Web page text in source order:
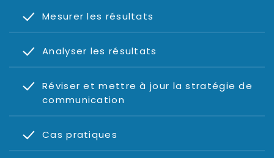
Mesurer les résultats
Analyser les résultats
Réviser et mettre à jour la stratégie de
communication
Cas pratiques